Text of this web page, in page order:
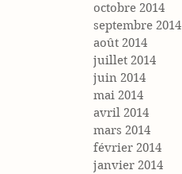
octobre 2014
septembre 2014
août 2014
juillet 2014
juin 2014
mai 2014
avril 2014
mars 2014
février 2014
janvier 2014